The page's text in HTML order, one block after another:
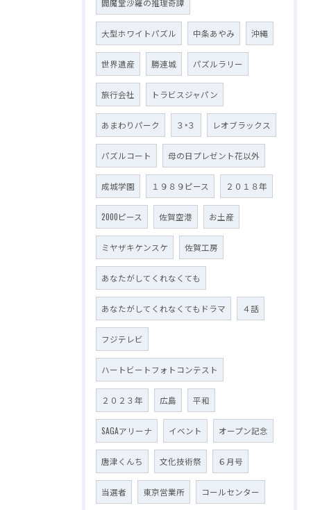
閻魔堂沙羅の推理奇譚
大型ホワイトパズル 中条あやみ 沖縄
世界遺産 勝連城 パズルラリー
旅行会社 トラビスジャパン
あまわりパーク ３×３ レオブラックス
パズルコート 母の日プレゼント花以外
成城学園 １９８９ピース ２０１８年
2000ピース 佐賀空港 お土産
ミヤザキケンスケ 佐賀工房
あなたがしてくれなくても
あなたがしてくれなくてもドラマ ４話
フジテレビ
ハートビートフォトコンテスト
２０２３年 広島 平和
SAGAアリーナ イベント オープン記念
唐津くんち 文化技術祭 ６月号
当選者 東京営業所 コールセンター